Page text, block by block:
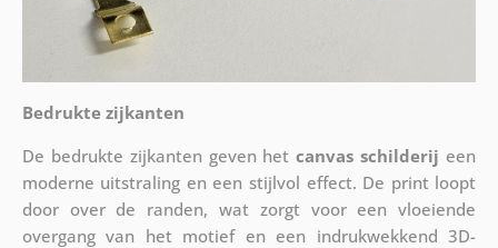
Bedrukte zijkanten
De bedrukte zijkanten geven hetcanvas schilderij een
moderne uitstraling en een stijlvol effect. De print loopt
door over de randen, wat zorgt voor een vloeiende
overgang van het motief en een indrukwekkend 3D-